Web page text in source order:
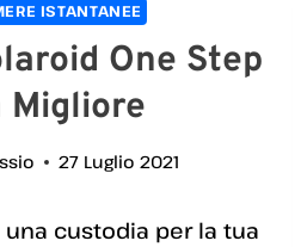
ISTANTANEE
One Step
Migliore
27 Luglio 2021
custodia per la tua